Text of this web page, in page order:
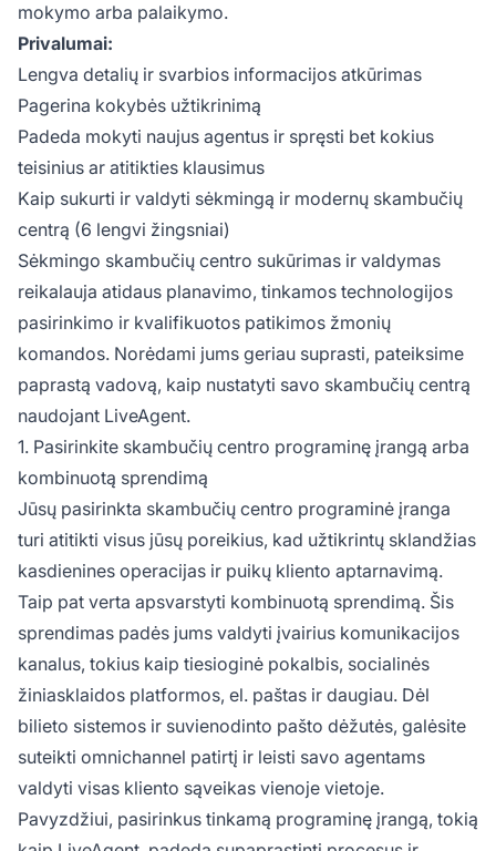
mokymo arba palaikymo.
Privalumai:
Lengva detalių ir svarbios informacijos atkūrimas
Pagerina kokybės užtikrinimą
Padeda mokyti naujus agentus ir spręsti bet kokius
teisinius ar atitikties klausimus
Kaip sukurti ir valdyti sėkmingą ir modernų skambučių
centrą (6 lengvi žingsniai)
Sėkmingo skambučių centro sukūrimas ir valdymas
reikalauja atidaus planavimo, tinkamos technologijos
pasirinkimo ir kvalifikuotos patikimos žmonių
komandos. Norėdami jums geriau suprasti, pateiksime
paprastą vadovą, kaip nustatyti savo skambučių centrą
naudojant LiveAgent.
1. Pasirinkite skambučių centro programinę įrangą arba
kombinuotą sprendimą
Jūsų pasirinkta skambučių centro programinė įranga
turi atitikti visus jūsų poreikius, kad užtikrintų sklandžias
kasdienines operacijas ir puikų kliento aptarnavimą.
Taip pat verta apsvarstyti kombinuotą sprendimą. Šis
sprendimas padės jums valdyti įvairius komunikacijos
kanalus, tokius kaip tiesioginė pokalbis, socialinės
žiniasklaidos platformos, el. paštas ir daugiau. Dėl
bilieto sistemos ir suvienodinto pašto dėžutės, galėsite
suteikti omnichannel patirtį ir leisti savo agentams
valdyti visas kliento sąveikas vienoje vietoje.
Pavyzdžiui, pasirinkus tinkamą programinę įrangą, tokią